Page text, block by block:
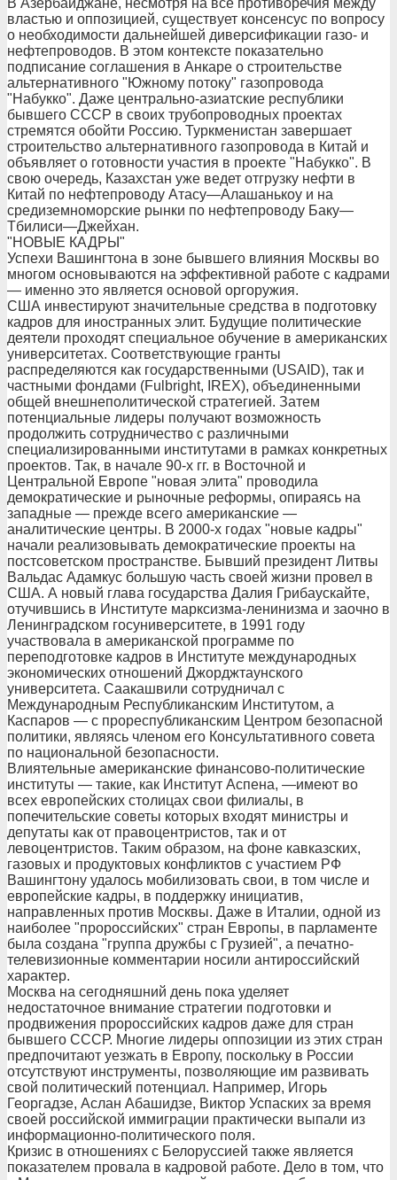
В Азербайджане, несмотря на все противоречия между
властью и оппозицией, существует консенсус по вопросу
о необходимости дальнейшей диверсификации газо- и
нефтепроводов. В этом контексте показательно
подписание соглашения в Анкаре о строительстве
альтернативного "Южному потоку" газопровода
"Набукко". Даже центрально-азиатские республики
бывшего СССР в своих трубопроводных проектах
стремятся обойти Россию. Туркменистан завершает
строительство альтернативного газопровода в Китай и
объявляет о готовности участия в проекте "Набукко". В
свою очередь, Казахстан уже ведет отгрузку нефти в
Китай по нефтепроводу Атасу—Алашанькоу и на
средиземноморские рынки по нефтепроводу Баку—
Тбилиси—Джейхан.
"НОВЫЕ КАДРЫ"
Успехи Вашингтона в зоне бывшего влияния Москвы во
многом основываются на эффективной работе с кадрами
— именно это является основой оргоружия.
США инвестируют значительные средства в подготовку
кадров для иностранных элит. Будущие политические
деятели проходят специальное обучение в американских
университетах. Соответствующие гранты
распределяются как государственными (USAID), так и
частными фондами (Fulbright, IREX), объединенными
общей внешнеполитической стратегией. Затем
потенциальные лидеры получают возможность
продолжить сотрудничество с различными
специализированными институтами в рамках конкретных
проектов. Так, в начале 90-х гг. в Восточной и
Центральной Европе "новая элита" проводила
демократические и рыночные реформы, опираясь на
западные — прежде всего американские —
аналитические центры. В 2000-х годах "новые кадры"
начали реализовывать демократические проекты на
постсоветском пространстве. Бывший президент Литвы
Вальдас Адамкус большую часть своей жизни провел в
США. А новый глава государства Далия Грибаускайте,
отучившись в Институте марксизма-ленинизма и заочно в
Ленинградском госуниверситете, в 1991 году
участвовала в американской программе по
переподготовке кадров в Институте международных
экономических отношений Джорджтаунского
университета. Саакашвили сотрудничал с
Международным Республиканским Институтом, а
Каспаров — с прореспубликанским Центром безопасной
политики, являясь членом его Консультативного совета
по национальной безопасности.
Влиятельные американские финансово-политические
институты — такие, как Институт Аспена, —имеют во
всех европейских столицах свои филиалы, в
попечительские советы которых входят министры и
депутаты как от правоцентристов, так и от
левоцентристов. Таким образом, на фоне кавказских,
газовых и продуктовых конфликтов с участием РФ
Вашингтону удалось мобилизовать свои, в том числе и
европейские кадры, в поддержку инициатив,
направленных против Москвы. Даже в Италии, одной из
наиболее "пророссийских" стран Европы, в парламенте
была создана "группа дружбы с Грузией", а печатно-
телевизионные комментарии носили антироссийский
характер.
Москва на сегодняшний день пока уделяет
недостаточное внимание стратегии подготовки и
продвижения пророссийских кадров даже для стран
бывшего СССР. Многие лидеры оппозиции из этих стран
предпочитают уезжать в Европу, поскольку в России
отсутствуют инструменты, позволяющие им развивать
свой политический потенциал. Например, Игорь
Георгадзе, Аслан Абашидзе, Виктор Успаских за время
своей российской иммиграции практически выпали из
информационно-политического поля.
Кризис в отношениях с Белоруссией также является
показателем провала в кадровой работе. Дело в том, что